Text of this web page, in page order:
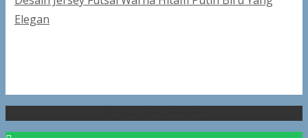
Elegan